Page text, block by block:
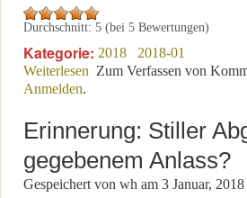
Durchschnitt: 5 (bei 5 Bewertungen)
Kategorie: 2018
2018-01
Weiterlesen über Mercedes aktuell:
Zum Verfassen von
Anmelden.
Erinnerung: Stiller
gegebenem Anlass?
Gespeichert von wh am 3 Januar,